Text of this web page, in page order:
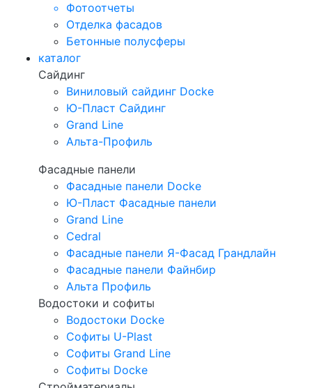
Фотоотчеты
Отделка фасадов
Бетонные полусферы
каталог
Сайдинг
Виниловый сайдинг Docke
Ю-Пласт Сайдинг
Grand Line
Альта-Профиль
Фасадные панели
Фасадные панели Docke
Ю-Пласт Фасадные панели
Grand Line
Cedral
Фасадные панели Я-Фасад Грандлайн
Фасадные панели Файнбир
Альта Профиль
Водостоки и софиты
Водостоки Docke
Софиты U-Plast
Софиты Grand Line
Софиты Docke